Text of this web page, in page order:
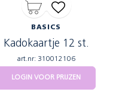
BASICS
Kadokaartje 12 st.
art.nr: 310012106
LOGIN VOOR PRIJZEN